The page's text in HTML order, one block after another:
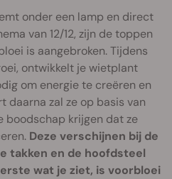
onder een lamp en direct
van 12/12, zijn de toppen
is aangebroken. Tijdens
ontwikkelt je wietplant
om energie te creëren en
daarna zal ze op basis van
krijgen dat ze
Deze verschijnen bij de
takken en de hoofdsteel
wat je ziet, is voorbloei